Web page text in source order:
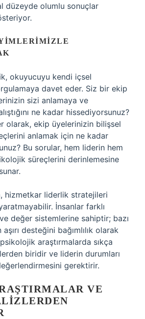
düzeyde olumlu sonuçlar
okuyucuyu kendi içsel
davet eder. Siz bir ekip
sizi anlamaya ve
ne kadar hissediyorsunuz?
olarak, ekip üyelerinizin bilişsel
anlamak için ne kadar
Bu sorular, hem liderin hem
süreçlerini derinlemesine
hizmetkar liderlik stratejileri
İnsanlar farklı
değer sistemlerine sahiptir; bazı
desteğini bağımlılık olarak
araştırmalarda sıkça
biridir ve liderin durumları
gerektirir.
VE